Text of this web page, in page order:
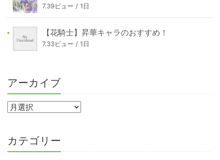
7.39ビュー / 1日
【花騎士】昇華キャラのおすすめ！
7.33ビュー / 1日
アーカイブ
カテゴリー